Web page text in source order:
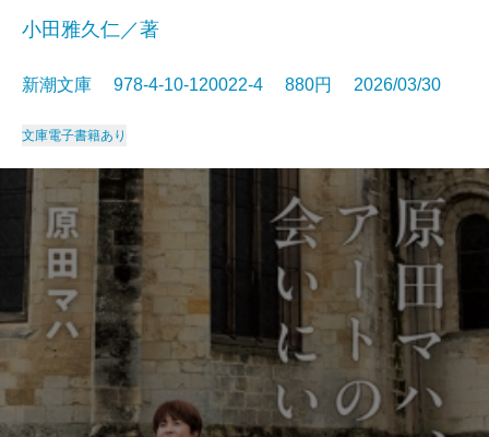
小田雅久仁／著
新潮文庫 978-4-10-120022-4 880円 2026/03/30
文庫電子書籍あり